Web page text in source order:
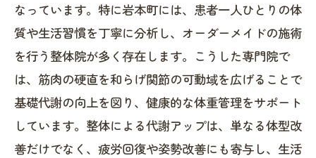
なっています。特に岩本町には、患者一人ひとりの体
質や生活習慣を丁寧に分析し、オーダーメイドの施術
を行う整体院が多く存在します。こうした専門院で
は、筋肉の硬直を和らげ関節の可動域を広げることで
基礎代謝の向上を図り、健康的な体重管理をサポート
しています。整体による代謝アップは、単なる体型改
善だけでなく、疲労回復や姿勢改善にも寄与し、生活